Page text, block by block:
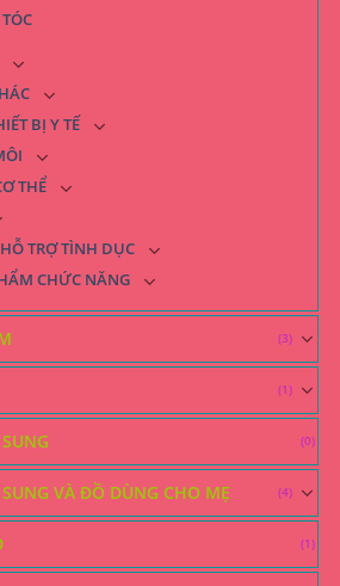
BỊ Y TẾ
THỂ
TRỢ TÌNH DỤC
CHỨC NĂNG
(3)
(1)
(0)
VÀ ĐỒ DÙNG CHO MẸ (4)
(1)